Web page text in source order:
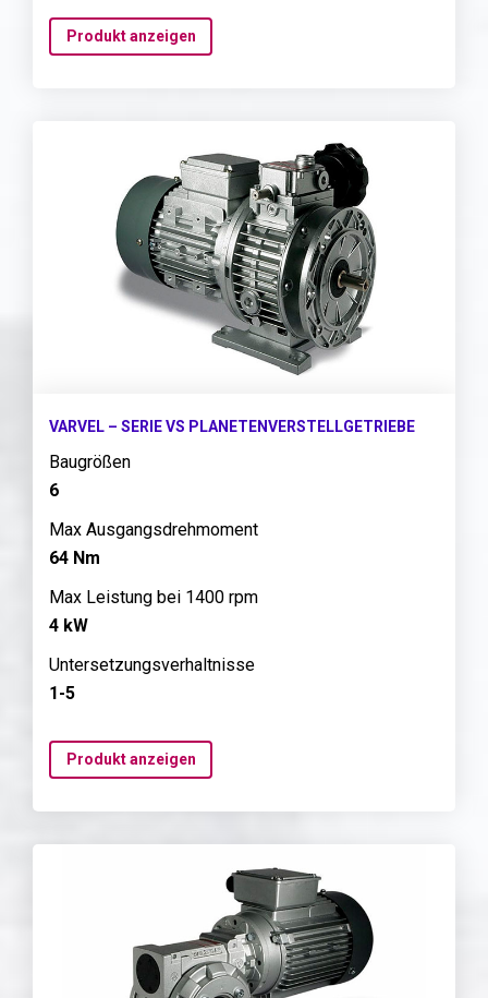
Produkt anzeigen
VARVEL – SERIE VS PLANETENVERSTELLGETRIEBE
Baugrößen
6
Max Ausgangsdrehmoment
64 Nm
Max Leistung bei 1400 rpm
4 kW
Untersetzungsverhaltnisse
1-5
Produkt anzeigen